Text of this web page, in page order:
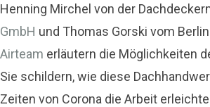
Henning Mirchel von der
GmbH und Thomas Gorski vom
Airteam erläutern die Möglichkeiten
Sie schildern, wie diese
Zeiten von Corona die Arbeit